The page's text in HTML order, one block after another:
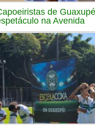
de
na Avenida